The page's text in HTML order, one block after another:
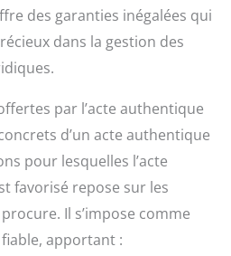
des garanties inégalées qui
dans la gestion des
par l’acte authentique
d’un acte authentique
pour lesquelles l’acte
favorisé repose sur les
procure. Il s’impose comme
apportant :